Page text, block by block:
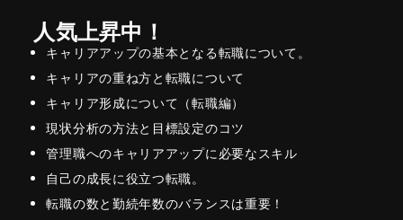
人気上昇中！
キャリアアップの基本となる転職について。
キャリアの重ね方と転職について
キャリア形成について（転職編）
現状分析の方法と目標設定のコツ
管理職へのキャリアアップに必要なスキル
自己の成長に役立つ転職。
転職の数と勤続年数のバランスは重要！